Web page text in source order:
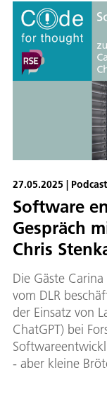
27.05.2025 |
Software
Gespräch
Chris
Die Gäste
vom DLR
der Einsatz von
ChatGPT) bei
- aber kleine